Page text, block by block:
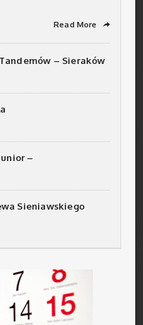
Read More ➦
– Sieraków
–
Sieniawskiego